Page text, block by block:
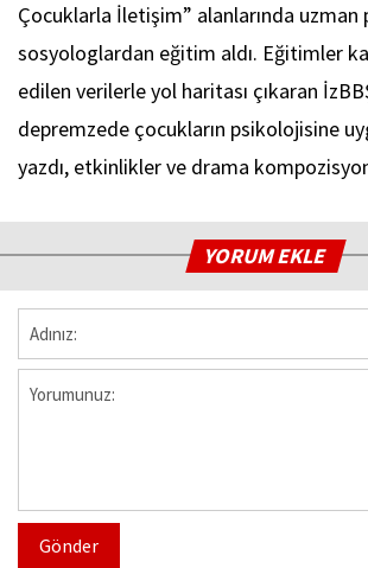
Çocuklarla İletişim” alanlarında uzman
sosyologlardan eğitim aldı. Eğitimler
edilen verilerle yol haritası çıkaran
depremzede çocukların psikolojisine
yazdı, etkinlikler ve drama
YORUM EKLE
Gönder